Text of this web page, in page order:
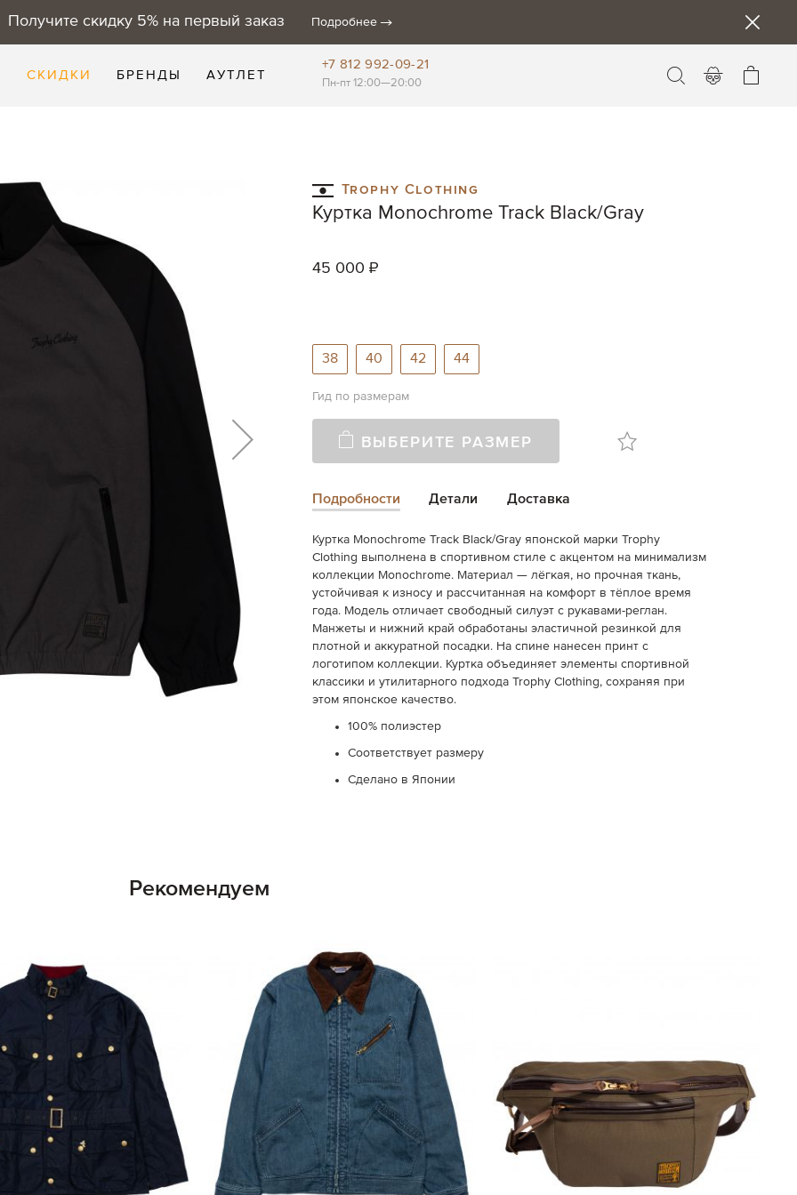
Получите скидку 5% на первый заказ Подробнее
СКИДКИ БРЕНДЫ АУТЛЕТ
+7 812 992-09-21
Пн-пт 12:00—20:00
Trophy Clothing
Куртка Monochrome Track Black/Gray
45 000 ₽
38 40 42 44
Гид по размерам
ВЫБЕРИТЕ РАЗМЕР
Подробности
Куртка Monochrome Track Black/Gray японской марки Trophy
Clothing выполнена в спортивном стиле с акцентом на минимализм
коллекции Monochrome. Материал — лёгкая, но прочная ткань,
устойчивая к износу и рассчитанная на комфорт в тёплое время
года. Модель отличает свободный силуэт с рукавами-реглан.
Манжеты и нижний край обработаны эластичной резинкой для
плотной и аккуратной посадки. На спине нанесен принт с
логотипом коллекции. Куртка объединяет элементы спортивной
классики и утилитарного подхода Trophy Clothing, сохраняя при
этом японское качество.
100% полиэстер
Соответствует размеру
Сделано в Японии
Детали Доставка
Рекомендуем